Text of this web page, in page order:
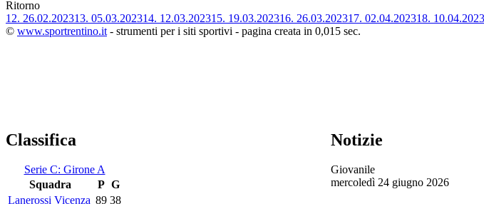
Ritorno
12. 26.02.202313. 05.03.202314. 12.03.202315. 19.03.202316. 26.03.202317. 02.04.202318. 10.04.2023
© www.sportrentino.it - strumenti per i siti sportivi - pagina creata in 0,015 sec.
Classifica
Serie C: Girone A
Squadra
P G
Lanerossi Vicenza 89 38
Notizie
Giovanile
mercoledì 24 giugno 2026